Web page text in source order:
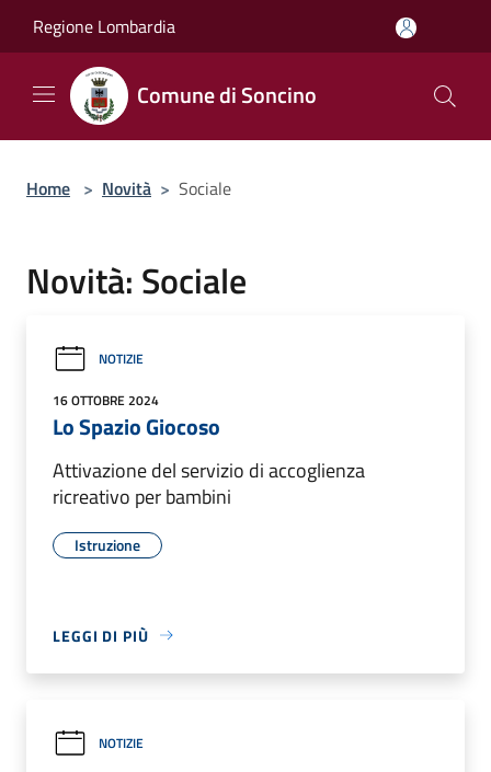
Regione Lombardia
Comune di Soncino
Home > Novità > Sociale
Novità: Sociale
NOTIZIE
16 OTTOBRE 2024
Lo Spazio Giocoso
Attivazione del servizio di accoglienza
ricreativo per bambini
Istruzione
LEGGI DI PIÙ
NOTIZIE